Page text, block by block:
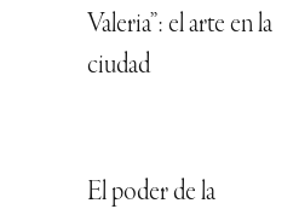
Valeria”: el arte en la
ciudad
El poder de la